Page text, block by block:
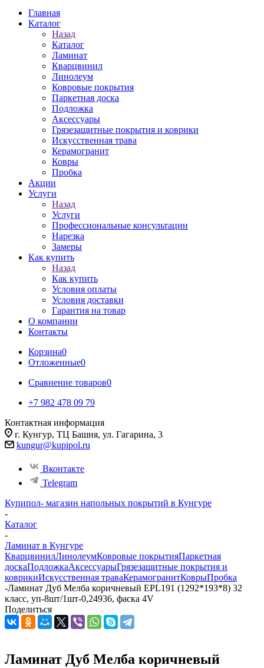
Главная
Каталог
Назад
Каталог
Ламинат
Кварцвинил
Линолеум
Ковровые покрытия
Паркетная доска
Подложка
Аксессуары
Грязезащитные покрытия и коврики
Искусственная трава
Керамогранит
Ковры
Пробка
Акции
Услуги
Назад
Услуги
Профессиональные консультации
Нарезка
Замеры
Как купить
Назад
Как купить
Условия оплаты
Условия доставки
Гарантия на товар
О компании
Контакты
Корзина0
Отложенные0
Сравнение товаров0
+7 982 478 09 79
Контактная информация
г. Кунгур, ТЦ Башня, ул. Гагарина, 3
kungur@kupipol.ru
Вконтакте
Telegram
Купипол- магазин напольных покрытий в Кунгуре
-
Каталог
-
Ламинат в Кунгуре
КварцвинилЛинолеумКовровые покрытияПаркетная
доскаПодложкаАксессуарыГрязезащитные покрытия и
коврикиИскусственная траваКерамогранитКоврыПробка
-Ламинат Дуб Мелба коричневый EPL191 (1292*193*8) 32
класс, уп-8шт/1шт-0,24936, фаска 4V
Поделиться
Ламинат Дуб Мелба коричневый